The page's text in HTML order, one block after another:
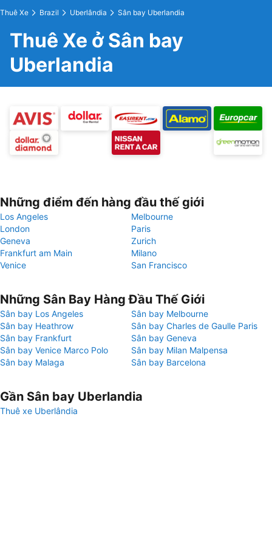
Thuê Xe Brazil Uberlândia Sân bay Uberlandia
Thuê Xe ở Sân bay
Uberlandia
Những điểm đến hàng đầu thế giới
Los Angeles
Melbourne
London
Paris
Geneva
Zurich
Frankfurt am Main
Milano
Venice
San Francisco
Những Sân Bay Hàng Đầu Thế Giới
Sân bay Los Angeles
Sân bay Melbourne
Sân bay Heathrow
Sân bay Charles de Gaulle Paris
Sân bay Frankfurt
Sân bay Geneva
Sân bay Venice Marco Polo
Sân bay Milan Malpensa
Sân bay Malaga
Sân bay Barcelona
Gần Sân bay Uberlandia
Thuê xe Uberlândia